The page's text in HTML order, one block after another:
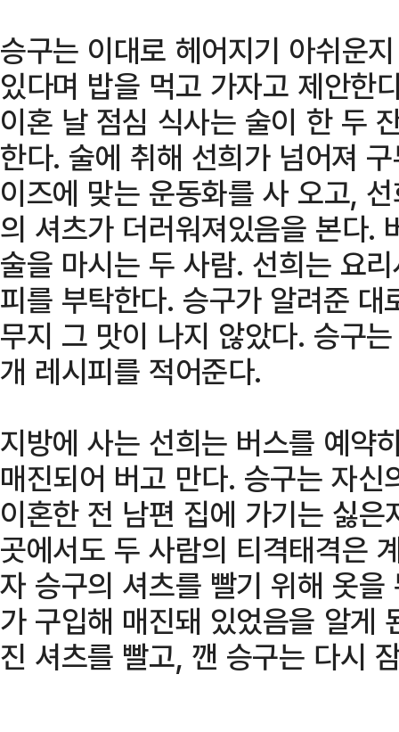
승구는 이대로 헤어지기 아쉬운
있다며 밥을 먹고 가자고 제안한
이혼 날 점심 식사는 술이 한 두
한다. 술에 취해 선희가 넘어져
이즈에 맞는 운동화를 사 오고,
의 셔츠가 더러워져있음을 본다.
술을 마시는 두 사람. 선희는 요
피를 부탁한다. 승구가 알려준
무지 그 맛이 나지 않았다. 승구
개 레시피를 적어준다.
지방에 사는 선희는 버스를 예약
매진되어 버고 만다. 승구는 자
이혼한 전 남편 집에 가기는 싫
곳에서도 두 사람의 티격태격은
자 승구의 셔츠를 빨기 위해 옷
가 구입해 매진돼 있었음을 알게
진 셔츠를 빨고, 깬 승구는 다시